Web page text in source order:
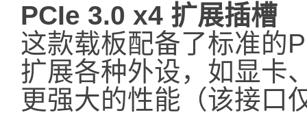
PCIe 3.0 x4 扩展插槽
这款载板配备了标准的
扩展各种外设，如显卡
更强大的性能（该接口